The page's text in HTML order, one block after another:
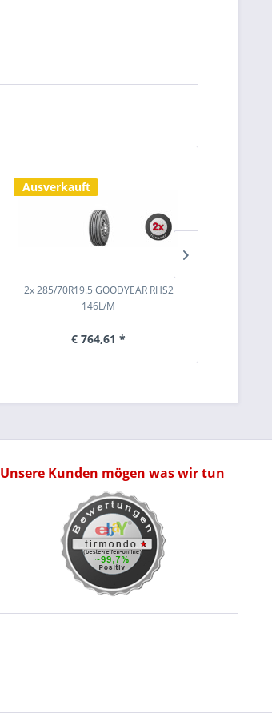
Ausverkauft
2x 285/70R19.5 GOODYEAR RHS2
146L/M
€ 764,61 *
Unsere Kunden mögen was wir tun